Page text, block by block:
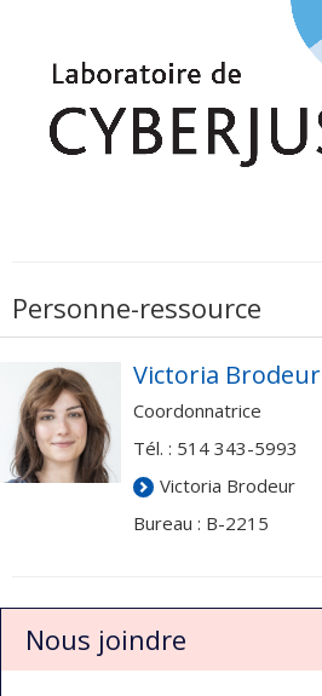
Personne-ressource
Victoria Brodeur
Coordonnatrice
Tél. : 514 343-5993
Victoria Brodeur
Bureau : B-2215
Nous joindre